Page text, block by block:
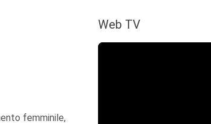
femminile,
Web TV